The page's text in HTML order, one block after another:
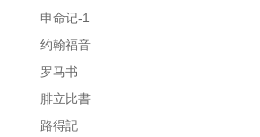
申命记-1
约翰福音
罗马书
腓立比書
路得記